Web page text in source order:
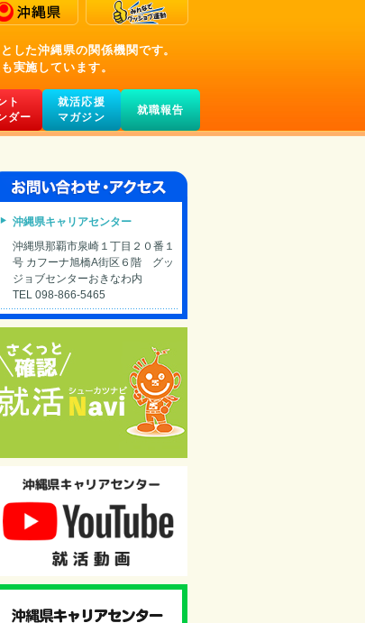
した沖縄県の関係機関です。
実施しています。
ト
ダー
就活応援
マガジン
就職報告
沖縄県キャリアセンター
沖縄県那覇市泉崎１丁目２０番１
号 カフーナ旭橋A街区６階 グッ
ジョブセンターおきなわ内
TEL 098-866-5465